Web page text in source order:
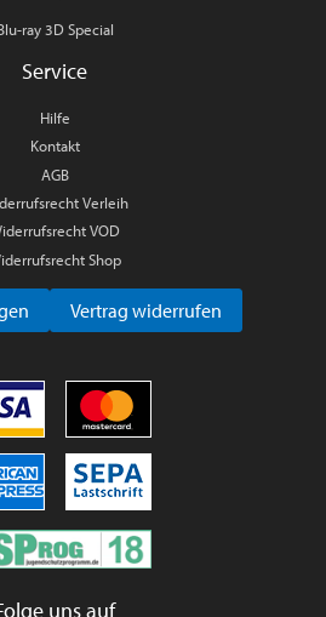
ray 3D Special
Service
Hilfe
Kontakt
AGB
Verleih
VOD
Shop
Vertrag widerrufen
uns auf